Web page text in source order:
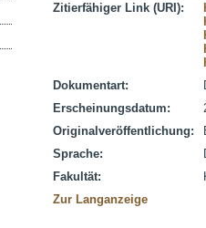
Zitierfähiger Link (URI):
Dokumentart:
Erscheinungsdatum:
Originalveröffentlichung:
Sprache:
Fakultät:
Zur Langanzeige